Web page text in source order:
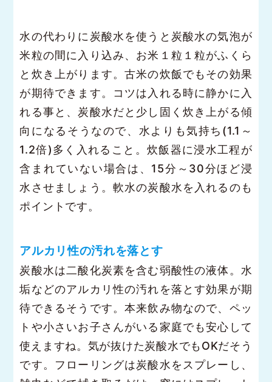
水の代わりに炭酸水を使うと炭酸水の気泡が
米粒の間に入り込み、お米１粒１粒がふくら
と炊き上がります。古米の炊飯でもその効果
が期待できます。コツは入れる時に静かに入
れる事と、炭酸水だと少し固く炊き上がる傾
向になるそうなので、水よりも気持ち(1.1～
1.2倍)多く入れること。炊飯器に浸水工程が
含まれていない場合は、15分～30分ほど浸
水させましょう。軟水の炭酸水を入れるのも
ポイントです。
アルカリ性の汚れを落とす
炭酸水は二酸化炭素を含む弱酸性の液体。水
垢などのアルカリ性の汚れを落とす効果が期
待できるそうです。本来飲み物なので、ペッ
トや小さいお子さんがいる家庭でも安心して
使えますね。気が抜けた炭酸水でもOKだそう
です。フローリングは炭酸水をスプレーし、